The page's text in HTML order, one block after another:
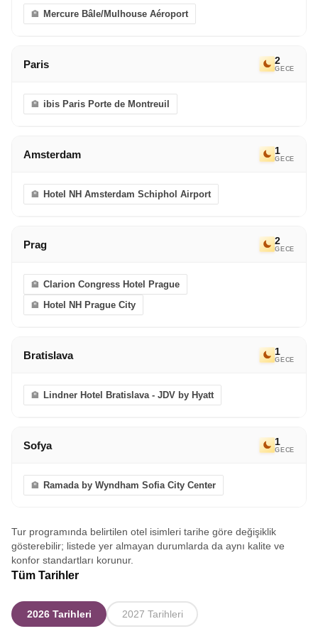
Mercure Bâle/Mulhouse Aéroport
Paris 2
GECE
ibis Paris Porte de Montreuil
Amsterdam 1
GECE
Hotel NH Amsterdam Schiphol Airport
Prag 2
GECE
Clarion Congress Hotel Prague
Hotel NH Prague City
Bratislava 1
GECE
Lindner Hotel Bratislava - JDV by Hyatt
Sofya 1
GECE
Ramada by Wyndham Sofia City Center
Tur programında belirtilen otel isimleri tarihe göre değişiklik
gösterebilir; listede yer almayan durumlarda da aynı kalite ve
konfor standartları korunur.
Tüm Tarihler
2026 Tarihleri 2027 Tarihleri